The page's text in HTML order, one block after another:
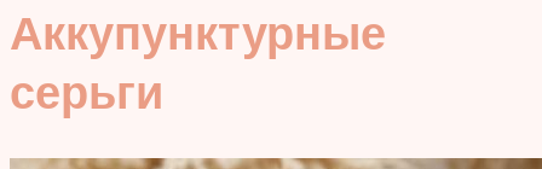
Аккупунктурные
серьги